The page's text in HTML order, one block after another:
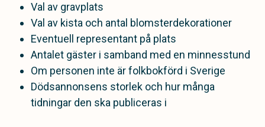
Val av gravplats
Val av kista och antal blomsterdekorationer
Eventuell representant på plats
Antalet gäster i samband med en minnesstund
Om personen inte är folkbokförd i Sverige
Dödsannonsens storlek och hur många
tidningar den ska publiceras i